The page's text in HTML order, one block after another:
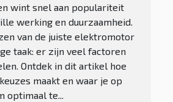
wint snel aan populariteit
werking en duurzaamheid.
van de juiste elektromotor
taak: er zijn veel factoren
Ontdek in dit artikel hoe
maakt en waar je op
optimaal te...